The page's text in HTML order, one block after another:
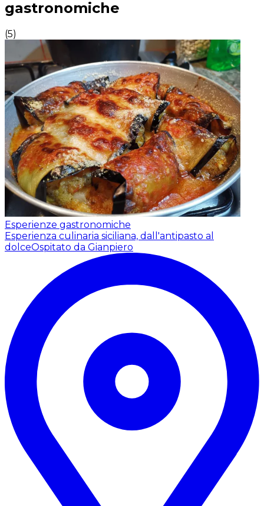
gastronomiche
(5)
Esperienze gastronomiche
Esperienza culinaria siciliana, dall'antipasto al
dolceOspitato da Gianpiero